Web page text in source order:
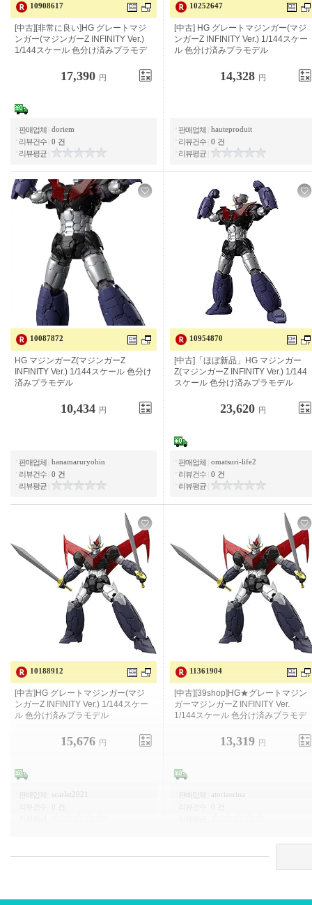
10908617
[중고] [매우 좋음] HG 그레이트 마징
가 (마징가 Z INFINITY Ver.) 1/144 스
케일 색으로 구분 된 플라스틱 모델
17,390 円
판매업체 doriem
리뷰건수 0 건
리뷰평균
10252647
[중고] HG 그레이트 마징가(마징가 Z
INFINITY Ver.) 1/144 스케일 색으로
구분된 프라모델
14,328 円
판매업체 hauteproduit
리뷰건수 0 건
리뷰평균
10087872
HG 마징가 Z (마징가 Z INFINITY
Ver.) 1/144 스케일 색으로 구분 된 플
라스틱 모델
10,434 円
판매업체 hanamaruryohin
리뷰건수 0 건
리뷰평균
10954870
[중고] "거의 신품"HG 마징가 Z (마징
가 Z INFINITY Ver.) 1/144 스케일 색
으로 구분 된 플라스틱 모델
23,620 円
판매업체 omatsuri-life2
리뷰건수 0 건
리뷰평균
10188912
[중고] HG 그레이트 마징가 (마징가 Z
INFINITY Ver.) 1/144 스케일 색으로
구분 된 프라 모델
15,676 円
판매업체
scarlet2021
11361904
[중고][39shop] HG★그레이트 마징가
마징가 Z INFINITY Ver. 1/144 스케일
13,319 円
판매업체
atorieerina